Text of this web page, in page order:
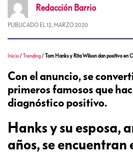
Redacción Barrio
PUBLICADO EL 12, MARZO 2020
Inicio /Trending /Tom Hanks y Rita Wilson dan positivo en
Con el anuncio, se
primeros famosos que
diagnóstico positivo.
Hanks y su esposa,
años, se encuentran